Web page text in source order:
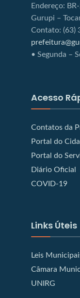
Endereço:
Gurupi –
Contato: (63)
• Segunda –
Acesso
Contatos da
Portal do
Portal do
Diário Oficial
COVID-19
Links Úteis
Leis
Câmara
UNIRG